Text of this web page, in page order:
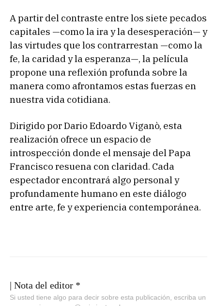
A partir del contraste entre los siete pecados
capitales —como la ira y la desesperación— y
las virtudes que los contrarrestan —como la
fe, la caridad y la esperanza—, la película
propone una reflexión profunda sobre la
manera como afrontamos estas fuerzas en
nuestra vida cotidiana.
Dirigido por Dario Edoardo Viganò, esta
realización ofrece un espacio de
introspección donde el mensaje del Papa
Francisco resuena con claridad. Cada
espectador encontrará algo personal y
profundamente humano en este diálogo
entre arte, fe y experiencia contemporánea.
| Nota del editor *
Si usted tiene algo para decir sobre esta publicación, escriba un